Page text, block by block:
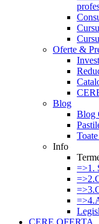
Oferte &
Blog
Blog
Info
=>1.
CERE OFERTA